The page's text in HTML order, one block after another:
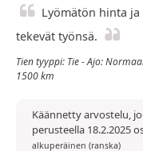
Lyömätön hinta
tekevät työnsä.
Tien tyyppi: Tie - Ajo:
1500 km
Käännetty arvostelu,
perusteella 18.2.2025
alkuperäinen (ranska)